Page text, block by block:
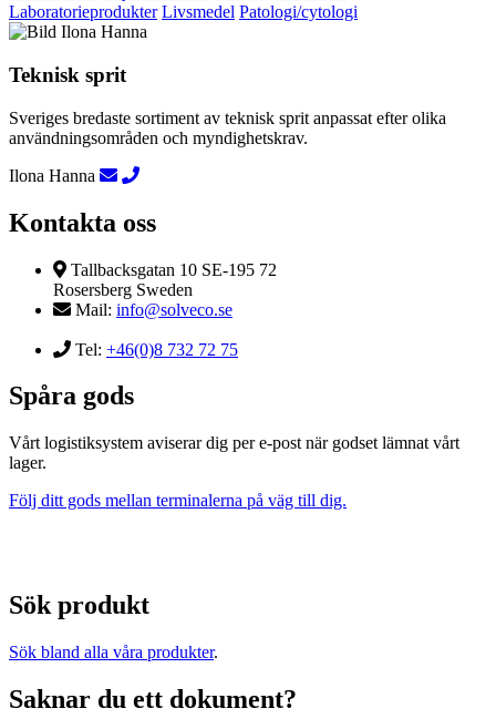
Laboratorieprodukter Livsmedel Patologi/cytologi
Teknisk sprit
Sveriges bredaste sortiment av teknisk sprit anpassat efter olika
användningsområden och myndighetskrav.
Ilona Hanna
Kontakta oss
Tallbacksgatan 10 SE-195 72
Rosersberg Sweden
Mail: info@solveco.se
Tel: +46(0)8 732 72 75
Spåra gods
Vårt logistiksystem aviserar dig per e-post när godset lämnat vårt
lager.
Följ ditt gods mellan terminalerna på väg till dig.
Sök produkt
Sök bland alla våra produkter.
Saknar du ett dokument?